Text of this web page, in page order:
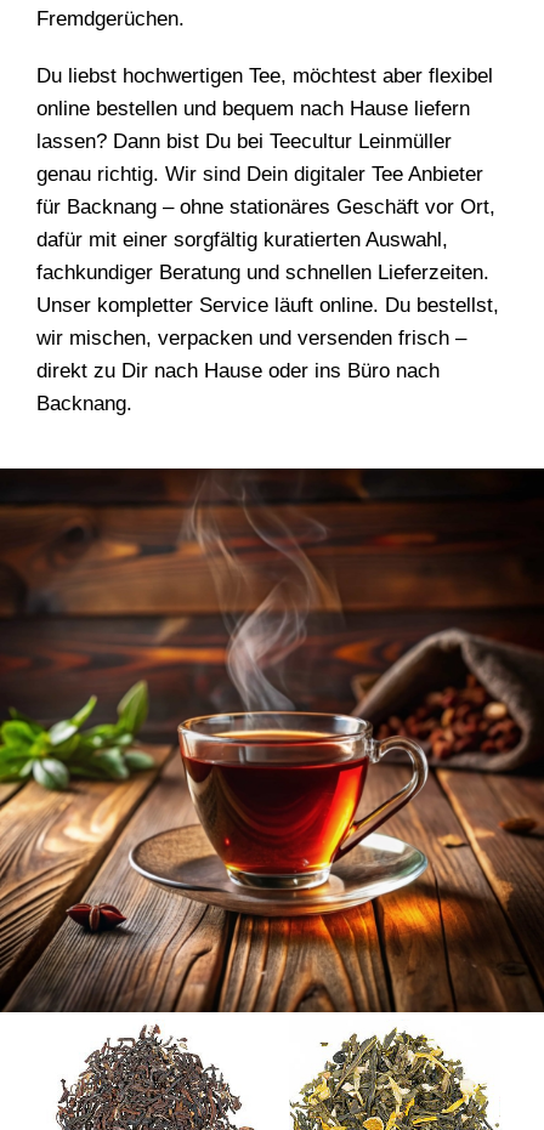
Fremdgerüchen.
Du liebst hochwertigen Tee, möchtest aber flexibel
online bestellen und bequem nach Hause liefern
lassen? Dann bist Du bei Teecultur Leinmüller
genau richtig. Wir sind Dein digitaler Tee Anbieter
für Backnang – ohne stationäres Geschäft vor Ort,
dafür mit einer sorgfältig kuratierten Auswahl,
fachkundiger Beratung und schnellen Lieferzeiten.
Unser kompletter Service läuft online. Du bestellst,
wir mischen, verpacken und versenden frisch –
direkt zu Dir nach Hause oder ins Büro nach
Backnang.